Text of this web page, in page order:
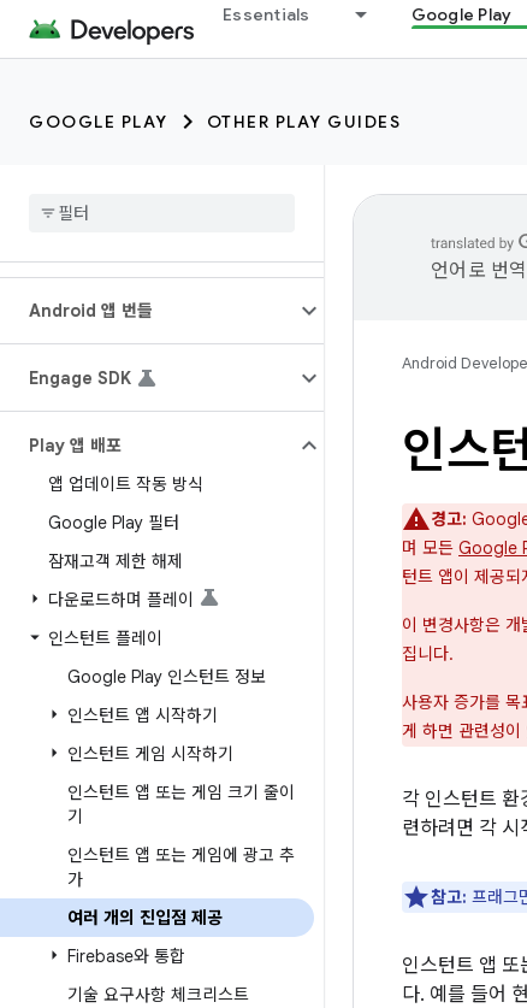
Essentials Google Play
GOOGLE PLAY OTHER PLAY GUIDES
Android 앱 번들
Engage SDK
Play 앱 배포
앱 업데이트 작동 방식
Google Play 필터
잠재고객 제한 해제
다운로드하며 플레이
인스턴트 플레이
Google Play 인스턴트 정보
인스턴트 앱 시작하기
인스턴트 게임 시작하기
인스턴트 앱 또는 게임 크기 줄이
기
인스턴트 앱 또는 게임에 광고 추
가
여러 개의 진입점 제공
Firebase와 통합
기술 요구사항 체크리스트
언어로 번
Android
인스
경고:
며 모든 Google
턴트 앱이 제공되
이 변경사항은
집니다.
사용자 증가를 목
게 하면 관련성
각 인스턴트 환
련하려면 각 시
참고: 프래그
인스턴트 앱 또
다. 예를 들어